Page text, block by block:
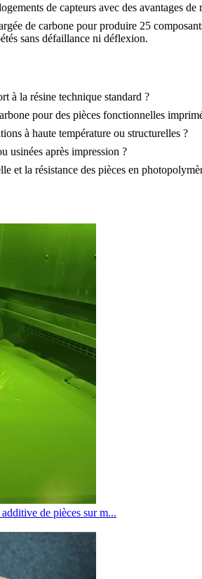
de capteurs avec des avantages de
de carbone pour produire 25
sans défaillance ni déflexion.
à la résine technique standard ?
pour des pièces fonctionnelles
à haute température ou structurelles ?
usinées après impression ?
et la résistance des pièces en
de pièces sur m...